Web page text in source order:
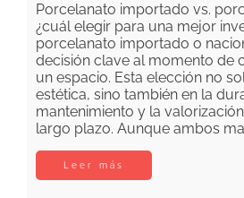
Porcelanato importado vs.
¿cuál elegir para una mejor
porcelanato importado o
decisión clave al momento de
un espacio. Esta elección no
estética, sino también en la
mantenimiento y la
largo plazo. Aunque ambos
Leer más